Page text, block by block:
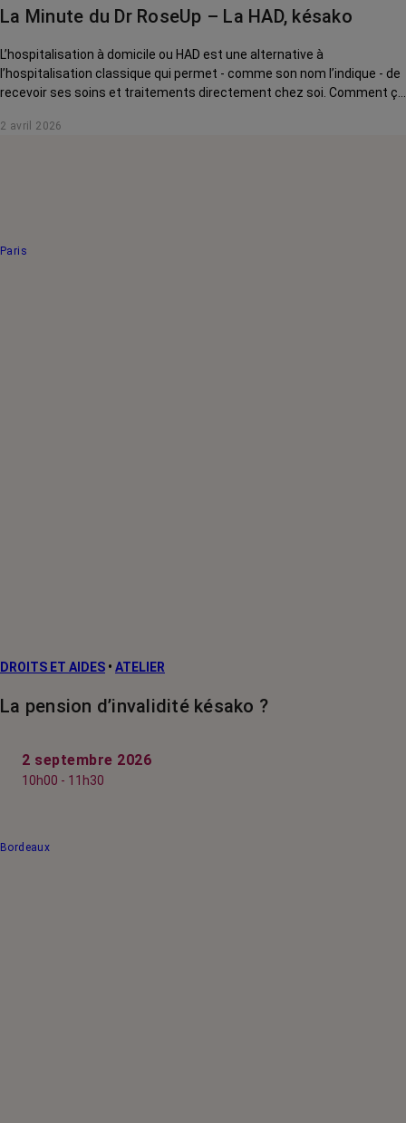
La Minute du Dr RoseUp – La HAD, késako
L’hospitalisation à domicile ou HAD est une alternative à
l’hospitalisation classique qui permet - comme son nom l’indique - de
recevoir ses soins et traitements directement chez soi. Comment ça
RoseUp, incarné par Gerald Kierzek, vous explique tout.
2 avril 2026
Paris
DROITS ET AIDES • ATELIER
La pension d’invalidité késako ?
2 septembre 2026
10h00 - 11h30
Bordeaux